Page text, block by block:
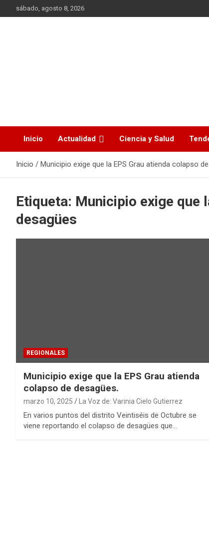
al
sábado, agosto 8, 2026
Inicio Actualidad Ciencia y Salud
Inicio Municipio exige que la EPS Grau atienda colapso
Etiqueta: Municipio exige que
desagües
REGIONALES
Municipio exige que la EPS Grau atienda
colapso de desagües.
marzo 10, 2025 La Voz de: Varinia Cielo Gutierrez
En varios puntos del distrito Veintiséis de Octubre se
viene reportando el colapso de desagües que…